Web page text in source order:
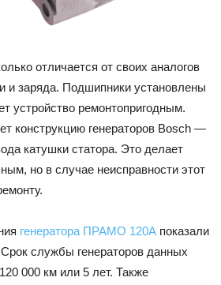
отличается от своих аналогов
и заряда. Подшипники установлены
устройство ремонтопригодным.
конструкцию генераторов Bosch —
катушки статора. Это делает
но в случае неисправности этот
генератора ПРАМО 120А показали
службы генераторов данных
000 км или 5 лет. Также